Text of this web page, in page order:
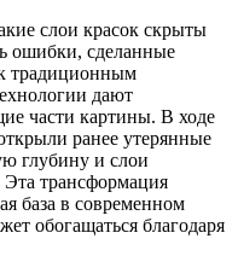
слои красок скрыты
ошибки, сделанные
традиционным
дают
части картины. В ходе
ранее утерянные
глубину и слои
трансформация
база в современном
обогащаться благодаря